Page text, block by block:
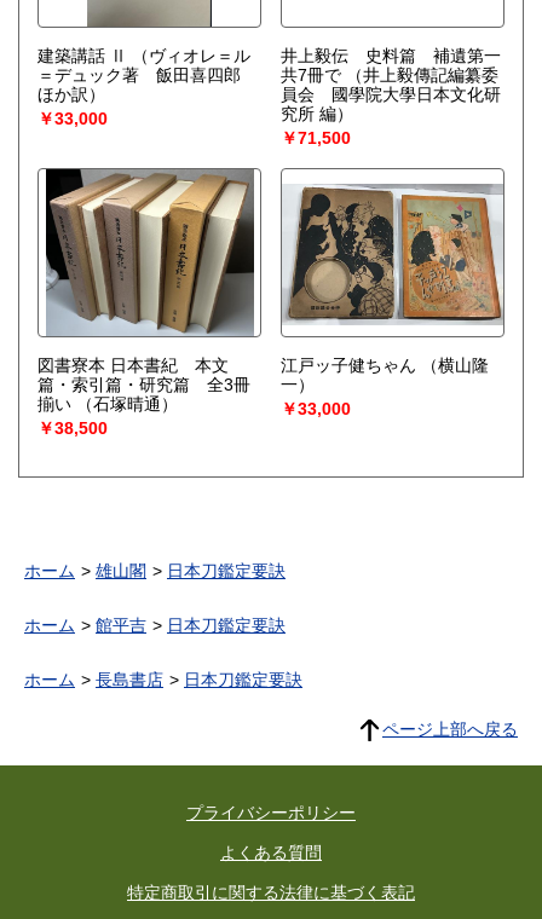
建築講話 Ⅱ
（ヴィオレ＝ル
＝デュック著 飯田喜四郎
ほか訳）
￥33,000
井上毅伝 史料篇 補遺第一
共7冊で
（井上毅傳記編纂委
員会 國學院大學日本文化研
究所 編）
￥71,500
図書寮本 日本書紀 本文
篇・索引篇・研究篇 全3冊
揃い
（石塚晴通）
￥38,500
江戸ッ子健ちゃん
（横山隆
一）
￥33,000
ホーム 雄山閣 日本刀鑑定要訣
ホーム 館平吉 日本刀鑑定要訣
ホーム 長島書店 日本刀鑑定要訣
ページ上部へ戻る
プライバシーポリシー
よくある質問
特定商取引に関する法律に基づく表記